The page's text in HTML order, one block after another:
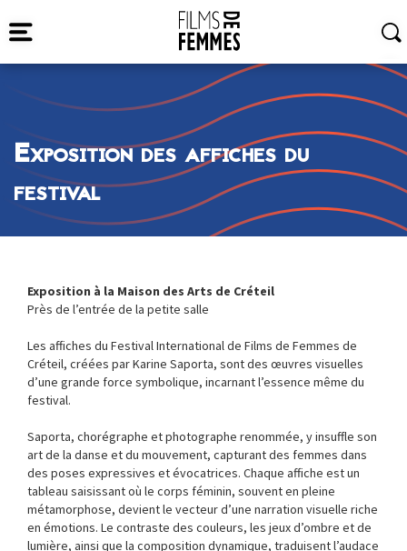
Exposition des affiches du
festival
Exposition à la Maison des Arts de Créteil
Près de l’entrée de la petite salle
Les affiches du Festival International de Films de Femmes de
Créteil, créées par Karine Saporta, sont des œuvres visuelles
d’une grande force symbolique, incarnant l’essence même du
festival.
Saporta, chorégraphe et photographe renommée, y insuffle son
art de la danse et du mouvement, capturant des femmes dans
des poses expressives et évocatrices. Chaque affiche est un
tableau saisissant où le corps féminin, souvent en pleine
métamorphose, devient le vecteur d’une narration visuelle riche
en émotions. Le contraste des couleurs, les jeux d’ombre et de
lumière, ainsi que la composition dynamique, traduisent l’audace